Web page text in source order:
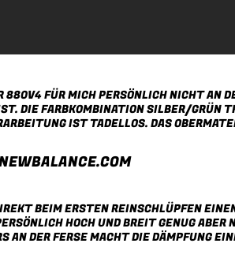
880V4 FÜR MICH PERSÖNLICH NICHT AN
DIE FARBKOMBINATION SILBER/GRÜN
IST TADELLOS. DAS
BEIM ERSTEN REINSCHLÜPFEN
HOCH UND BREIT GENUG ABER
AN DER FERSE MACHT DIE DÄMPFUNG